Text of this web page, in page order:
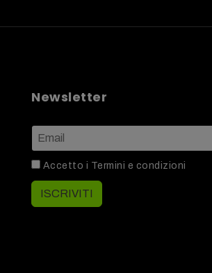
Newsletter
Accetto i Termini e condizioni
ISCRIVITI